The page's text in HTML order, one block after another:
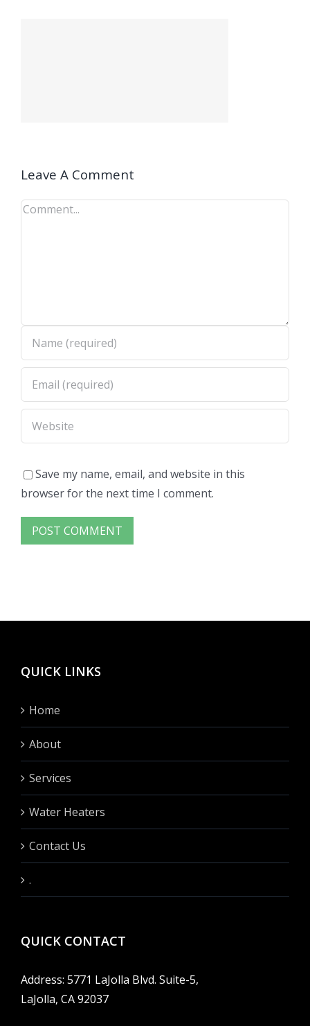
Leave A Comment
Comment
Save my name, email, and website in this
browser for the next time I comment.
QUICK LINKS
Home
About
Services
Water Heaters
Contact Us
.
QUICK CONTACT
Address: 5771 LaJolla Blvd. Suite-5,
LaJolla, CA 92037